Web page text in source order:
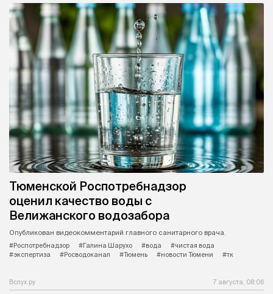
Тюменской Роспотребнадзор
оценил качество воды с
Велижанского водозабора
Опубликован видеокомментарий главного санитарного врача.
#Роспотребнадзор
#Галина Шарухо #вода
#чистая вода
#экспертиза
#Росводоканал #Тюмень #новости Тюмени #тк
Вслух.ру 7 августа, 08:06